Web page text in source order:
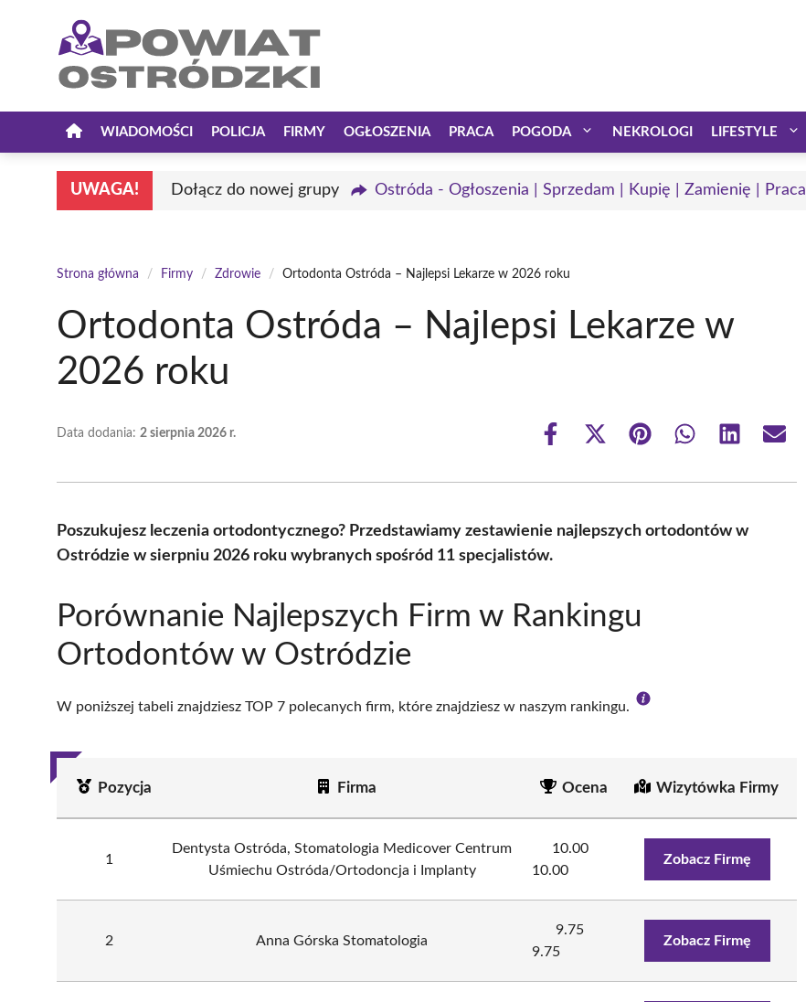
WIADOMOŚCI POLICJA FIRMY OGŁOSZENIA PRACA POGODA NEKROLOGI LIFESTYLE
UWAGA! Dołącz do nowej grupy Ostróda - Ogłoszenia | Sprzedam | Kupię | Zamienię | Praca
Strona główna / Firmy / Zdrowie / Ortodonta Ostróda – Najlepsi Lekarze w 2026 roku
Ortodonta Ostróda – Najlepsi Lekarze w
2026 roku
Data dodania: 2 sierpnia 2026 r.
Share
Share
(Twitter)
Share Share Share Share
Poszukujesz leczenia ortodontycznego? Przedstawiamy zestawienie najlepszych ortodontów w
Ostródzie w sierpniu 2026 roku wybranych spośród 11 specjalistów.
Porównanie Najlepszych Firm w Rankingu
Ortodontów w Ostródzie
W poniższej tabeli znajdziesz TOP 7 polecanych firm, które znajdziesz w naszym rankingu.
Pozycja Firma Ocena Wizytówka Firmy
1
Dentysta Ostróda, Stomatologia Medicover Centrum
Uśmiechu Ostróda/Ortodoncja i Implanty
10.00
10.00
Zobacz Firmę
2 Anna Górska Stomatologia
9.75
9.75
Zobacz Firmę